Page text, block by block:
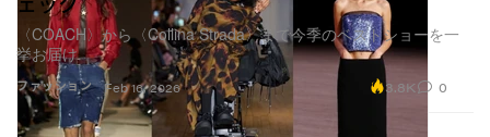
ファッション
〈COACH〉から〈Collina Strada〉まで今季のベストショーを一
挙お届け
Feb 16, 2026 3.8K 0